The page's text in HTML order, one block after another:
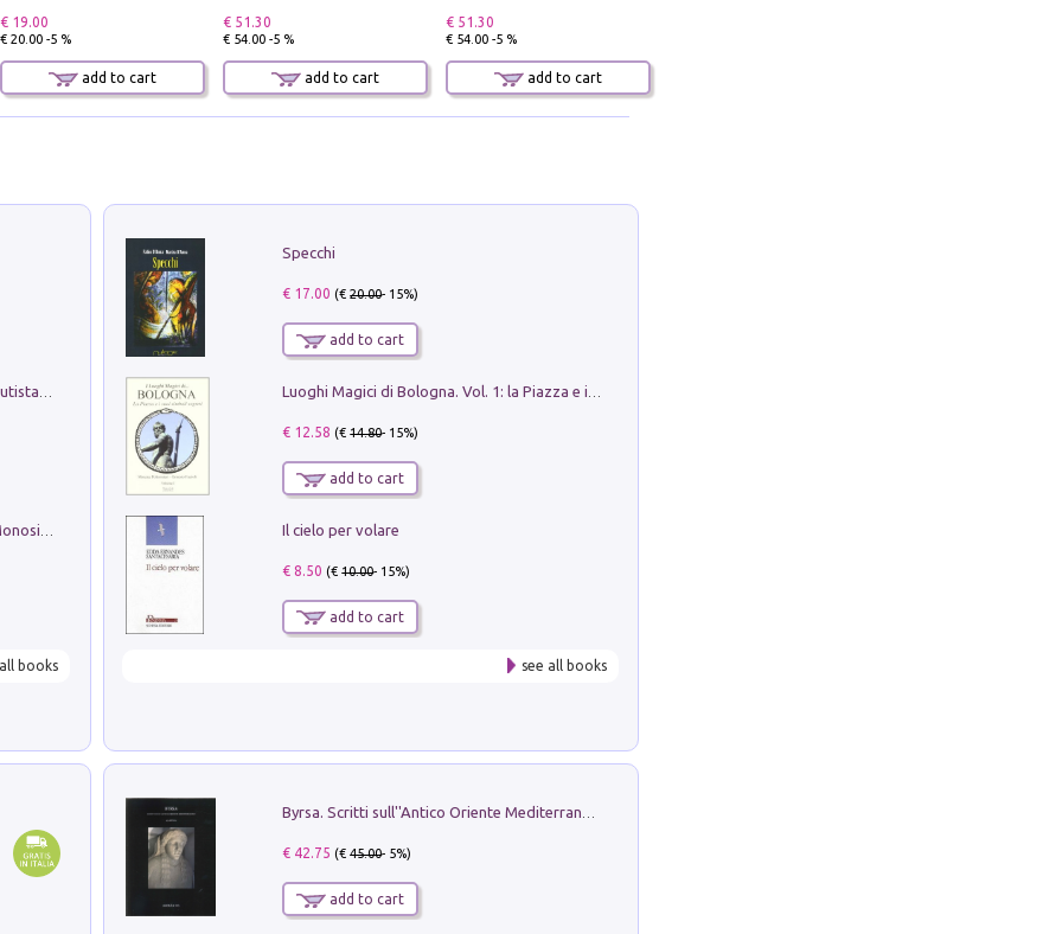
€ 19.00
€ 20.00 -5 %
add to cart
€ 51.30
€ 54.00 -5 %
add to cart
€ 51.30
€ 54.00 -5 %
add to cart
books
Specchi
€ 17.00 (€20.00- 15%)
add to cart
€ 12.58 (€14.80- 15%)
add to cart
Il cielo per volare
€ 8.50 (€10.00- 15%)
add to cart
see all books
€ 42.75 (€45.00- 5%)
add to cart